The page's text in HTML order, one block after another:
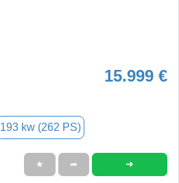
15.999 €
193 kw (262 PS)
★ ➦ ➜